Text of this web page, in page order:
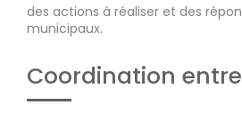
des actions à réaliser et des
municipaux.
Coordination